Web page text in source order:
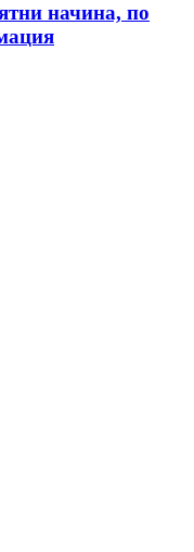
начина, по